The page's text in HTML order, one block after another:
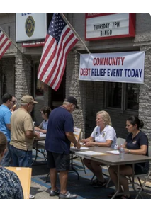
03:06
đặc sắc cộng với vẻ
chùa Linh Ứng nằm
khiến bất kỳ du
khi ghé thăm.